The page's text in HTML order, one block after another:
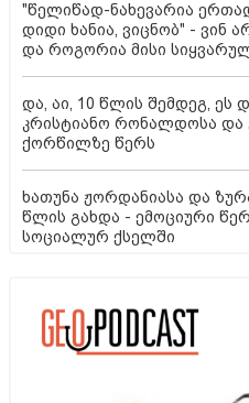
"წელიწად-ნახევარია
დიდი ხანია, ვიცნობ" - ვინ
და როგორია მისი
და, აი, 10 წლის შემდეგ, ეს
კრისტიანო რონალდოსა და
ქორწილზე წერს
ხათუნა ჟორდანიასა და
წლის გახდა - ემოციური
სოციალურ ქსელში